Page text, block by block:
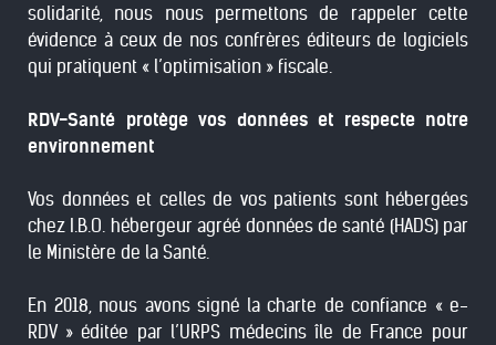
solidarité, nous nous permettons de rappeler cette
évidence à ceux de nos confrères éditeurs de logiciels
qui pratiquent « l’optimisation » fiscale.
RDV-Santé protège vos données et respecte notre
environnement
Vos données et celles de vos patients sont hébergées
chez I.B.O. hébergeur agréé données de santé (HADS) par
le Ministère de la Santé.
En 2018, nous avons signé la charte de confiance « e-
RDV » éditée par l’URPS médecins île de France pour